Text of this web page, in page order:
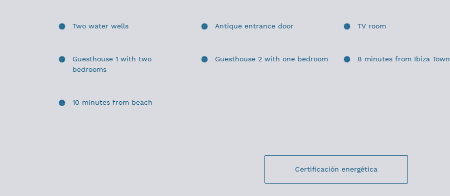
Two water wells Antique entrance door TV room
Guesthouse 1 with two
bedrooms
Guesthouse 2 with one bedroom 8 minutes from Ibiza Town
10 minutes from beach
Certificación energética